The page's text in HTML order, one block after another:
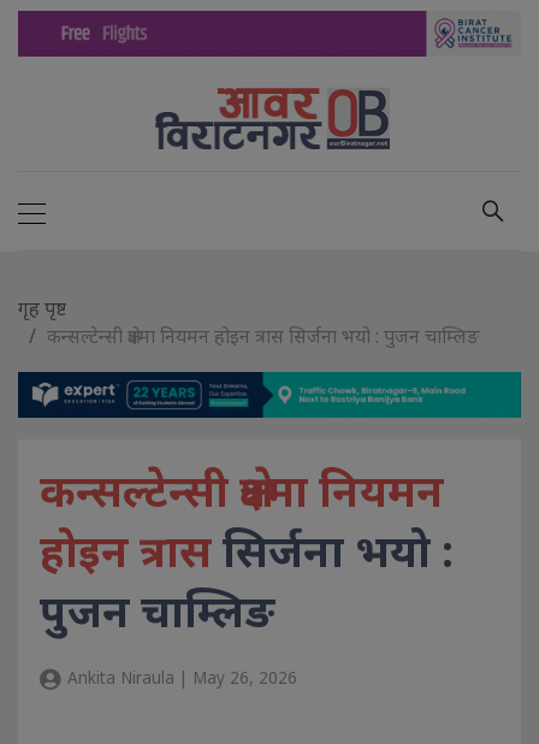
गृह पृष्ट
कन्सल्टेन्सी क्षेत्रमा नियमन होइन त्रास सिर्जना भयो : पुजन चाम्लिङ
कन्सल्टेन्सी क्षेत्रमा नियमन
होइन त्राससिर्जना भयो :
पुजन चाम्लिङ
Ankita Niraula | May 26, 2026